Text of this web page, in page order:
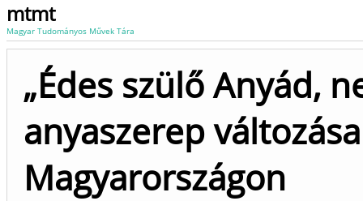
mtmt
Magyar Tudományos Művek Tára
„Édes szülő Anyád,
anyaszerep
Magyarországon